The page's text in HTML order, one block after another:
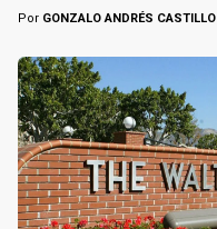
Por GONZALO ANDRÉS CASTILLO